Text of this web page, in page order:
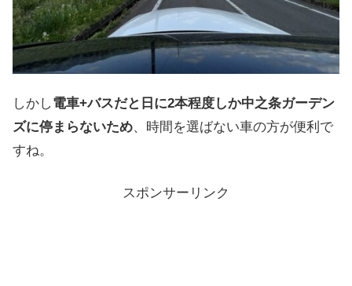
しかし電車+バスだと日に2本程度しか中之条ガーデン
ズに停まらないため、時間を選ばない車の方が便利で
すね。
スポンサーリンク